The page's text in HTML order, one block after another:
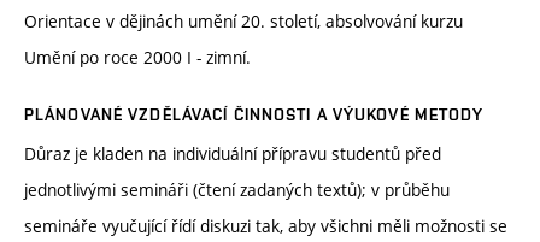
Orientace v dějinách umění 20. století, absolvování kurzu
Umění po roce 2000 I - zimní.
PLÁNOVANÉ VZDĚLÁVACÍ ČINNOSTI A VÝUKOVÉ METODY
Důraz je kladen na individuální přípravu studentů před
jednotlivými semináři (čtení zadaných textů); v průběhu
semináře vyučující řídí diskuzi tak, aby všichni měli možnosti se